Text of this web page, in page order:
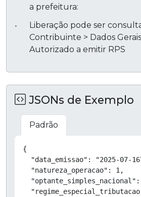
a prefeitura:
Liberação pode ser
Contribuinte > Dados
Autorizado a emitir RPS
JSONs de Exemplo
Padrão
{
"data_emissao": "2025-07-
  "natureza_operacao": 1,
"optante_simples_nacional":